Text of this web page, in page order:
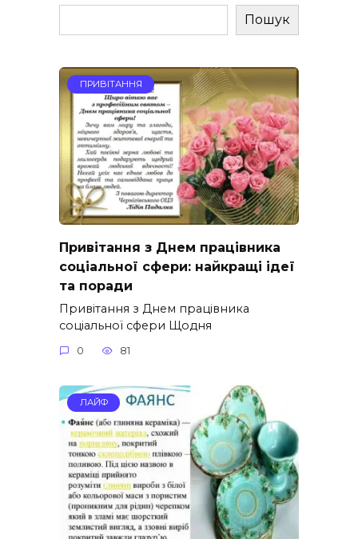
Пошук
ПРИВІТАННЯ
Привітання з Днем працівника
соціальної сфери: найкращі ідеї
та поради
Привітання з Днем працівника
соціальної сфери Щодня
0 81
ЛАЙФ